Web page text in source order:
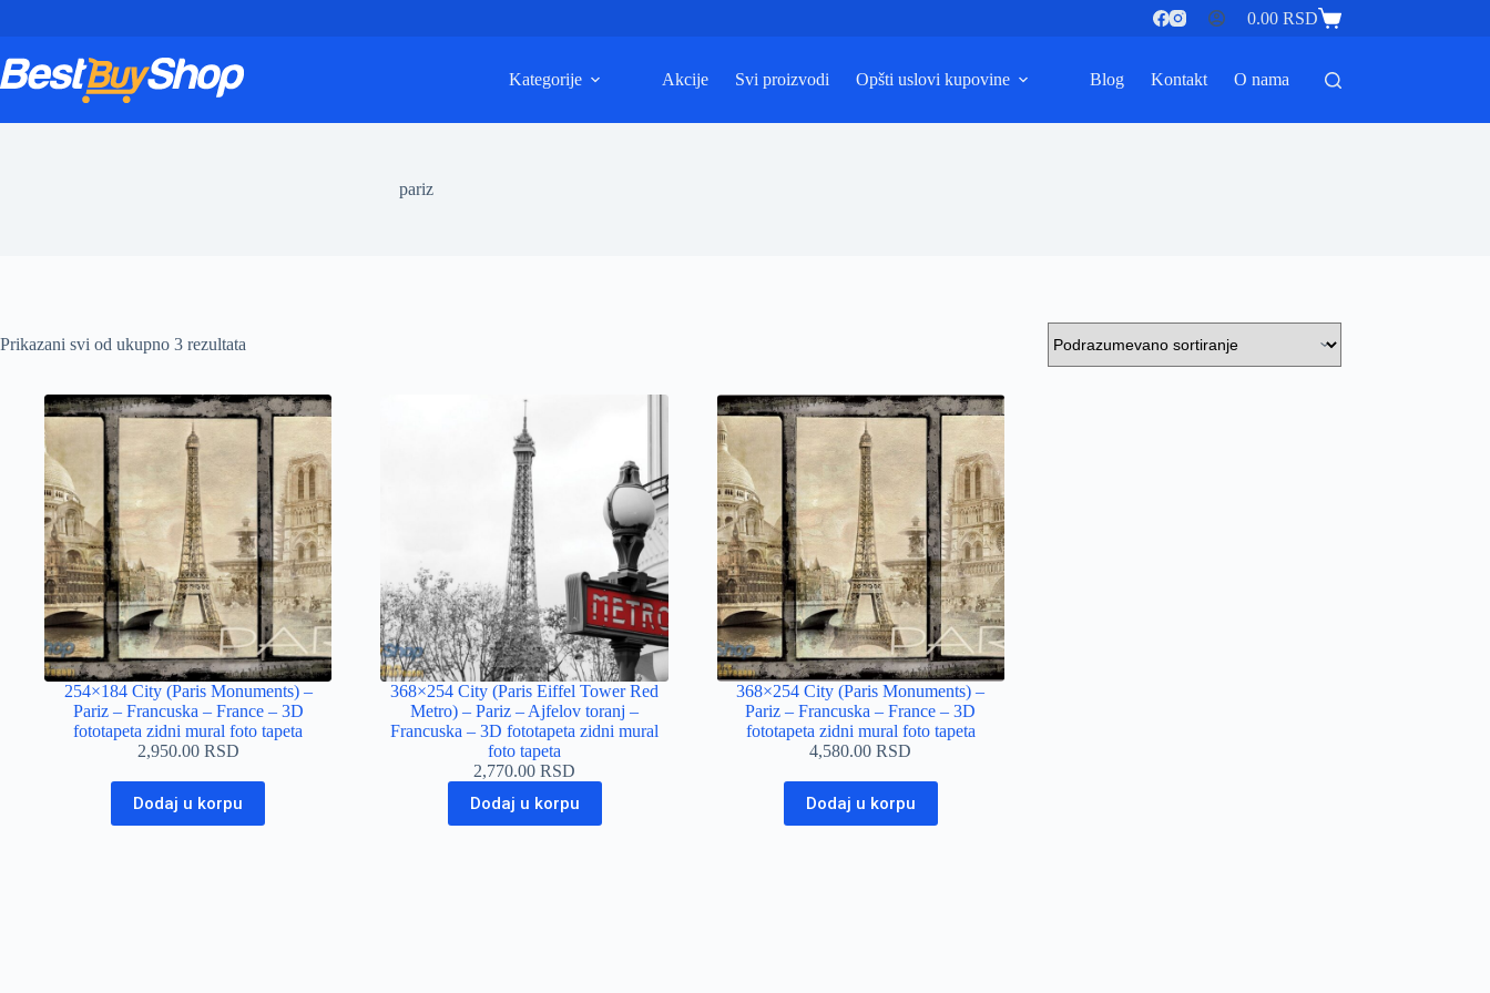
Shopping
0.00 RSD
Kategorije Akcije Svi proizvodi Opšti uslovi kupovine Blog Kontakt O nama
pariz
Prikazani svi od ukupno 3 rezultata
254×184 City (Paris Monuments) –
Pariz – Francuska – France – 3D
fototapeta zidni mural foto tapeta
2,950.00 RSD
Dodaj u korpu
368×254 City (Paris Eiffel Tower Red
Metro) – Pariz – Ajfelov toranj –
Francuska – 3D fototapeta zidni mural
foto tapeta
2,770.00RSD
Dodaj u korpu
368×254 City (Paris Monuments) –
Pariz – Francuska – France – 3D
fototapeta zidni mural foto tapeta
4,580.00RSD
Dodaj u korpu